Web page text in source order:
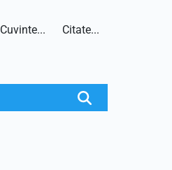
Cuvinte... Citate...